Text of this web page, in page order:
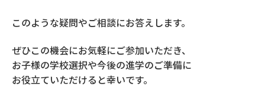
このような疑問やご相談にお答えします。
ぜひこの機会にお気軽にご参加いただき、
お子様の学校選択や今後の進学のご準備に
お役立ていただけると幸いです。